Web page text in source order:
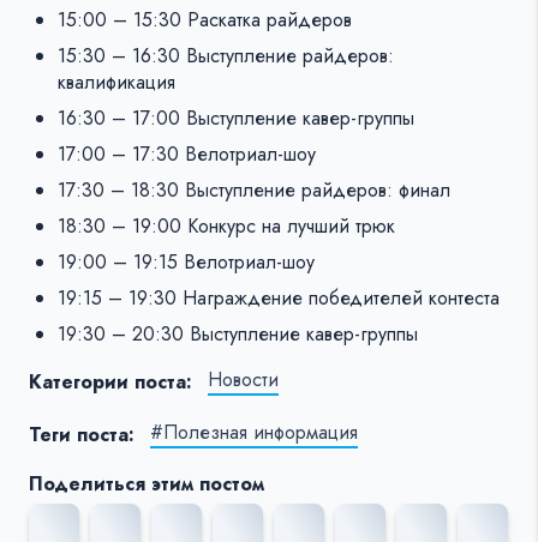
15:00 – 15:30 Раскатка райдеров
15:30 – 16:30 Выступление райдеров:
квалификация
16:30 – 17:00 Выступление кавер-группы
17:00 – 17:30 Велотриал-шоу
17:30 – 18:30 Выступление райдеров: финал
18:30 – 19:00 Конкурс на лучший трюк
19:00 – 19:15 Велотриал-шоу
19:15 – 19:30 Награждение победителей контеста
19:30 – 20:30 Выступление кавер-группы
Категории поста:
Новости
Теги поста:
#Полезная информация
Поделиться этим постом